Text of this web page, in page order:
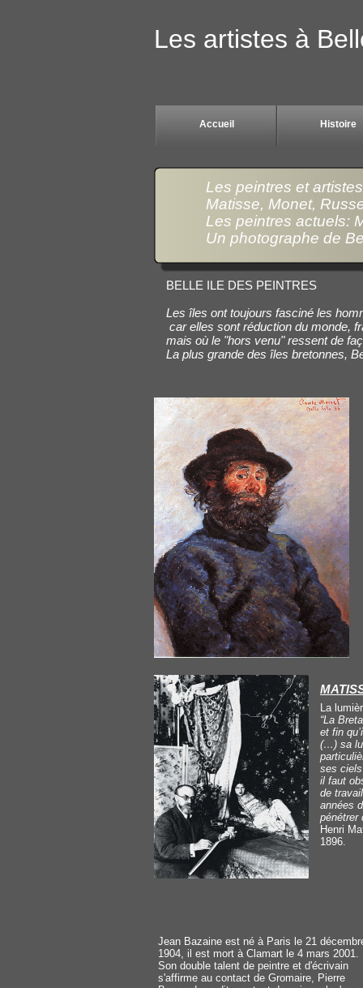
BELLE ILE DES PEINTRES
Les îles ont toujours fasciné les
car elles sont réduction du monde,
mais où le "hors venu" ressent de
La plus grande des îles bretonnes,
Les peintres et
Matisse, Monet,
Les peintres actuels:
Un photographe de
La
“La
et fin
(…) sa
ses
il faut
de
années
pénétrer
Henri
1896.
Jean Bazaine est né à Paris le 21
1904, il est mort à Clamart le 4 mars 2001.
Son double talent de peintre et d'écrivain
s'affirme au contact de Gromaire, Pierre
Les artistes à
Accueil Histoire